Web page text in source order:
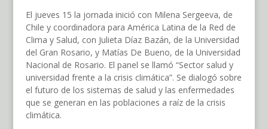
El jueves 15 la jornada inició con Milena Sergeeva, de
Chile y coordinadora para América Latina de la Red de
Clima y Salud, con Julieta Díaz Bazán, de la Universidad
del Gran Rosario, y Matías De Bueno, de la Universidad
Nacional de Rosario. El panel se llamó “Sector salud y
universidad frente a la crisis climática”. Se dialogó sobre
el futuro de los sistemas de salud y las enfermedades
que se generan en las poblaciones a raíz de la crisis
climática.